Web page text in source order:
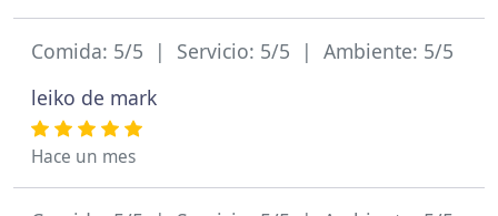
Comida: 5/5 | Servicio: 5/5 | Ambiente: 5/5
leiko de mark
Hace un mes